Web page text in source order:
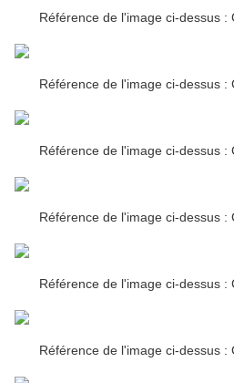
Référence de l'image ci-dessus
Référence de l'image ci-dessus
Référence de l'image ci-dessus
Référence de l'image ci-dessus
Référence de l'image ci-dessus
Référence de l'image ci-dessus